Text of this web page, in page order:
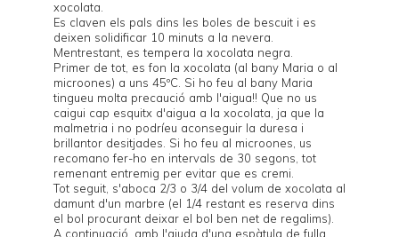
xocolata.
Es claven els pals dins les boles de bescuit i es
deixen solidificar 10 minuts a la nevera.
Mentrestant, es tempera la xocolata negra.
Primer de tot, es fon la xocolata (al bany Maria o al
microones) a uns 45ºC. Si ho feu al bany Maria
tingueu molta precaució amb l'aigua!! Que no us
caigui cap esquitx d'aigua a la xocolata, ja que la
malmetria i no podríeu aconseguir la duresa i
brillantor desitjades. Si ho feu al microones, us
recomano fer-ho en intervals de 30 segons, tot
remenant entremig per evitar que es cremi.
Tot seguit, s'aboca 2/3 o 3/4 del volum de xocolata al
damunt d'un marbre (el 1/4 restant es reserva dins
el bol procurant deixar el bol ben net de regalims).
A continuació, amb l'ajuda d'una espàtula de fulla